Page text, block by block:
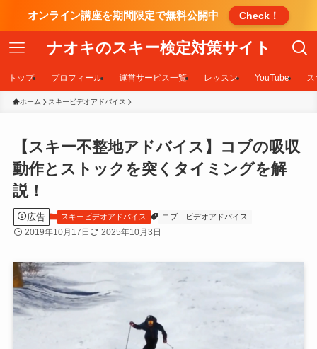
オンライン講座を期間限定で無料公開中 Check！
ナオキのスキー検定対策サイト
トップ プロフィール 運営サービス一覧 レッスン YouTube ス
ホーム スキービデオアドバイス
【スキー不整地アドバイス】コブの吸収
動作とストックを突くタイミングを解
説！
広告 スキービデオアドバイス コブ ビデオアドバイス
2019年10月17日 2025年10月3日